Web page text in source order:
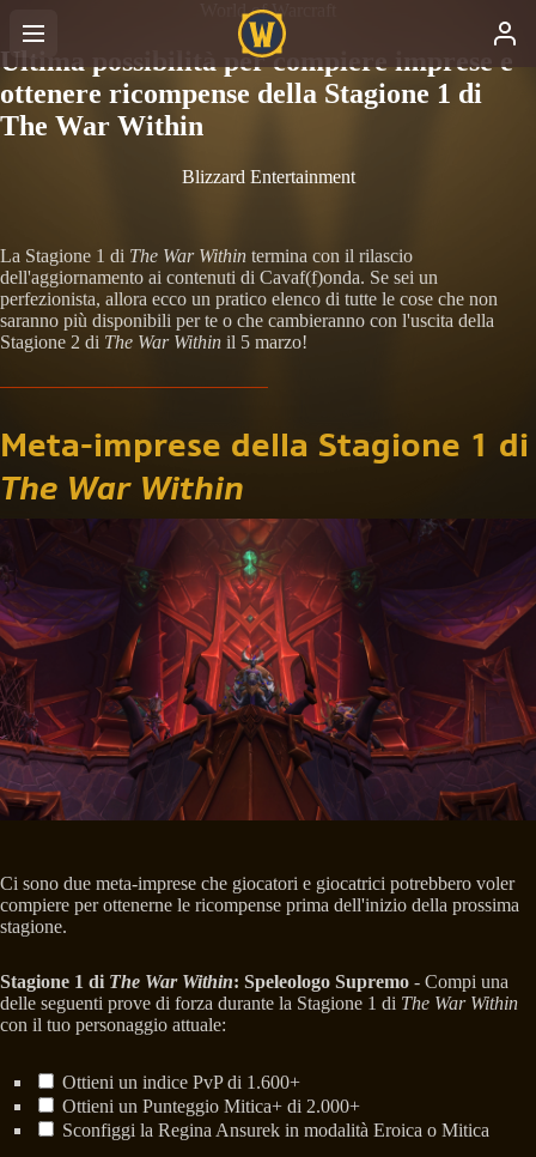
World of Warcraft
Ultima possibilità per compiere imprese e
ottenere ricompense della Stagione 1 di
The War Within
Blizzard Entertainment
La Stagione 1 di The War Within termina con il rilascio
dell'aggiornamento ai contenuti di Cavaf(f)onda. Se sei un
perfezionista, allora ecco un pratico elenco di tutte le cose che non
saranno più disponibili per te o che cambieranno con l'uscita della
Stagione 2 di The War Within il 5 marzo!
Meta-imprese della Stagione 1 di
The War Within
Ci sono due meta-imprese che giocatori e giocatrici potrebbero voler
compiere per ottenerne le ricompense prima dell'inizio della prossima
stagione.
Stagione 1 di The War Within: Speleologo Supremo - Compi una
delle seguenti prove di forza durante la Stagione 1 di The War Within
con il tuo personaggio attuale:
Ottieni un indice PvP di 1.600+
Ottieni un Punteggio Mitica+ di 2.000+
Sconfiggi la Regina Ansurek in modalità Eroica o Mitica